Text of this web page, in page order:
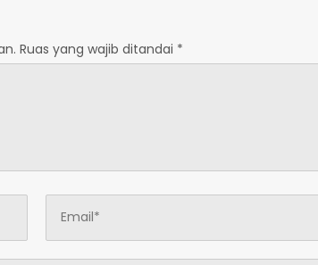
Ruas yang wajib ditandai *